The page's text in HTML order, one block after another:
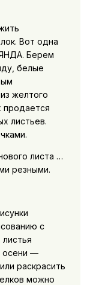
Вот одна
Берем
белые
желтого
продается
листьев.
листа …
резными.
с
осени —
раскрасить
можно